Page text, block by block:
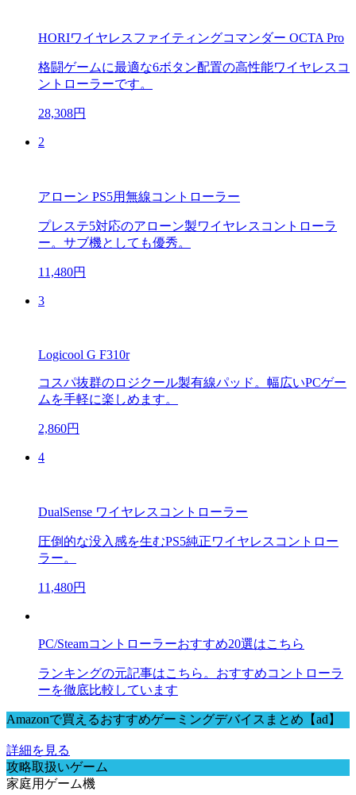
HORIワイヤレスファイティングコマンダー OCTA Pro
格闘ゲームに最適な6ボタン配置の高性能ワイヤレスコ
ントローラーです。
28,308円
2
アローン PS5用無線コントローラー
プレステ5対応のアローン製ワイヤレスコントローラ
ー。サブ機としても優秀。
11,480円
3
Logicool G F310r
コスパ抜群のロジクール製有線パッド。幅広いPCゲー
ムを手軽に楽しめます。
2,860円
4
DualSense ワイヤレスコントローラー
圧倒的な没入感を生むPS5純正ワイヤレスコントロー
ラー。
11,480円
PC/Steamコントローラーおすすめ20選はこちら
ランキングの元記事はこちら。おすすめコントローラ
ーを徹底比較しています
Amazonで買えるおすすめゲーミングデバイスまとめ【ad】
詳細を見る
攻略取扱いゲーム
家庭用ゲーム機